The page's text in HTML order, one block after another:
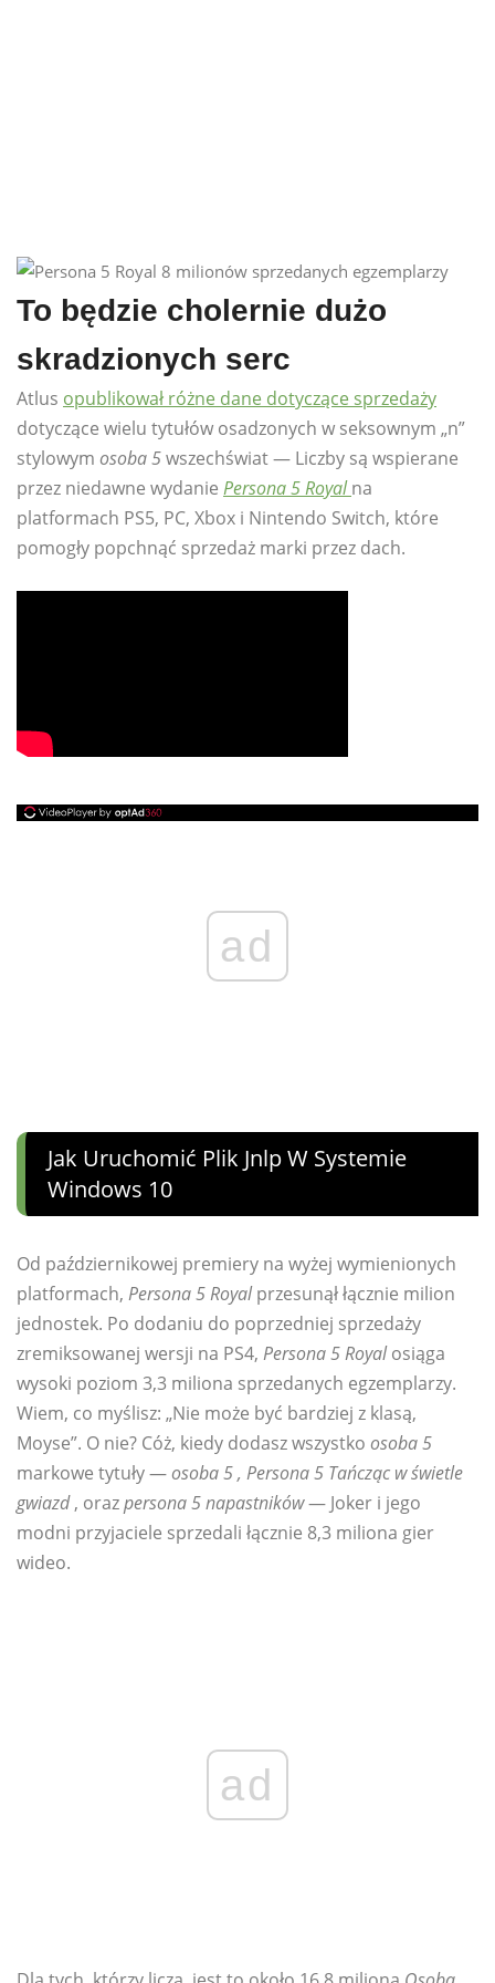
To będzie cholernie dużo
skradzionych serc
Atlus opublikował różne dane dotyczące sprzedaży
dotyczące wielu tytułów osadzonych w seksownym „n”
stylowym osoba 5wszechświat — Liczby są wspierane
przez niedawne wydanie Persona 5 Royal na
platformach PS5, PC, Xbox i Nintendo Switch, które
pomogły popchnąć sprzedaż marki przez dach.
ad
Jak Uruchomić Plik Jnlp W Systemie
Windows 10
Od październikowej premiery na wyżej wymienionych
platformach, Persona 5 Royalprzesunął łącznie milion
jednostek. Po dodaniu do poprzedniej sprzedaży
zremiksowanej wersji na PS4, Persona 5 Royalosiąga
wysoki poziom 3,3 miliona sprzedanych egzemplarzy.
Wiem, co myślisz: „Nie może być bardziej z klasą,
Moyse”. O nie? Cóż, kiedy dodasz wszystko osoba 5
markowe tytuły —osoba 5 , Persona 5 Tańcząc w świetle
gwiazd, orazpersona 5 napastników— Joker i jego
modni przyjaciele sprzedali łącznie 8,3 miliona gier
wideo.
ad